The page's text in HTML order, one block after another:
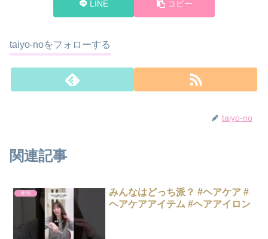
LINE コピー
taiyo-noをフォローする
taiyo-no
関連記事
美容
みんなはどっち派？ #ヘアケア #
ヘアケアアイテム #ヘアアイロン